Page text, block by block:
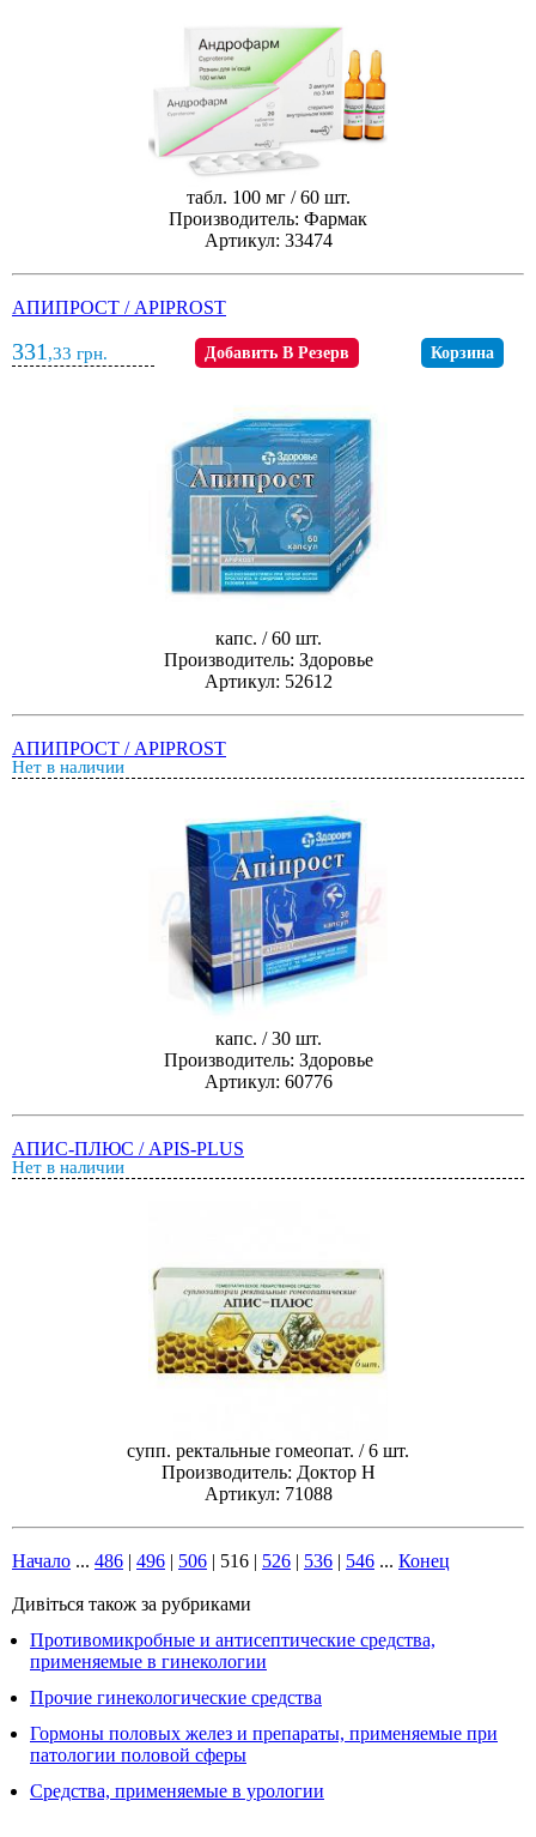
табл. 100 мг / 60 шт.
Производитель: Фармак
Артикул: 33474
АПИПРОСТ / APIPROST
331 ,33 грн. Добавить В Резерв Корзина
капс. / 60 шт.
Производитель: Здоровье
Артикул: 52612
АПИПРОСТ / APIPROST
Нет в наличии
капс. / 30 шт.
Производитель: Здоровье
Артикул: 60776
АПИС-ПЛЮС / APIS-PLUS
Нет в наличии
супп. ректальные гомеопат. / 6 шт.
Производитель: Доктор Н
Артикул: 71088
Начало ... 486 | 496 | 506 | 516 | 526 | 536 | 546 ... Конец
Дивіться також за рубриками
Противомикробные и антисептические средства,
применяемые в гинекологии
Прочие гинекологические средства
Гормоны половых желез и препараты, применяемые при
патологии половой сферы
Средства, применяемые в урологии